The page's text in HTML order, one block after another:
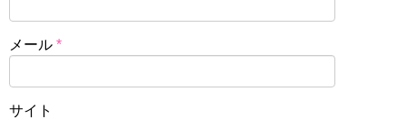
メール *
サイト